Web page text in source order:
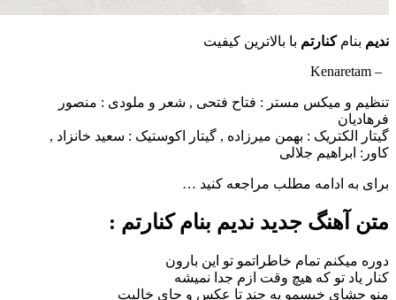
کنارتمبا بالاترین کیفیت
میکس مستر : فتاح فتحی , شعر و ملودی : منصور
: بهمن میرزاده , گیتار اکوستیک : سعید خانزاد ,
جلالی
ادامه مطلب مراجعه کنید …
جدید ندیم بنام کنارتم :
تمام خاطراتمو تو این بارون
تو که هیچ وقت ازم جدا نمیشه
خیسمو یه چند تا عکس و جای خالیت